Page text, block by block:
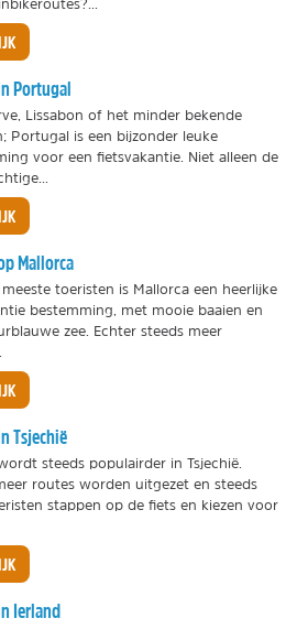
Portugal
Lissabon of het minder bekende
Portugal is een bijzonder leuke
voor een fietsvakantie. Niet alleen de
Mallorca
toeristen is Mallorca een heerlijke
bestemming, met mooie baaien en
zee. Echter steeds meer
Tsjechië
steeds populairder in Tsjechië.
routes worden uitgezet en steeds
stappen op de fiets en kiezen voor
Ierland